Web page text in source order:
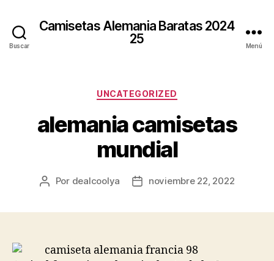
Buscar
Camisetas Alemania Baratas 2024
25
Menú
Categorías
UNCATEGORIZED
alemania camisetas
mundial
Autor
Por dealcoolya
Fechanoviembre 22, 2022